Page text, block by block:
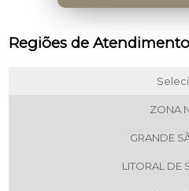
Regiões de Atendimento
ZONA
GRANDE
LITORAL DE